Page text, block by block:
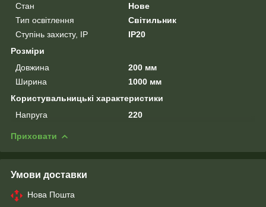
Стан
Нове
Тип освітлення
Світильник
Ступінь захисту, IP
IP20
Розміри
Довжина
200 мм
Ширина
1000 мм
Користувальницькі характеристики
Напруга
220
Приховати
Умови доставки
Нова Пошта